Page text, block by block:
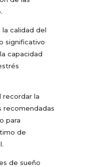
calidad del
significativo
capacidad
recordar la
recomendadas
para
de
de sueño